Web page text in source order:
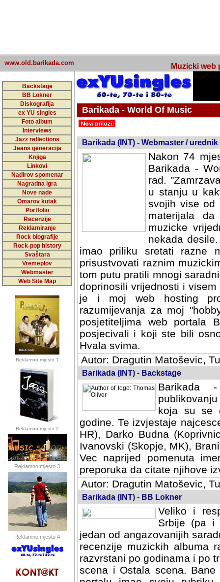
www.old.barikada.com Muzicki web
Backstage
BB Lokner
Diskografija
ex YU singles
Foto album
Interviews
Jazz reflections
Jeans generacija
Knjiga
Linkovi
Nadirov spomenar
Nagradna igra
Nove nade
Omarov kutak
Portfolio
Recenzije
Reklamiranje
Rock biografije
Rock-pop history
Svaštara
Vremeplov
Webmaster
Web Site Map
Reklamno mjesto 1
Reklamno mjesto 2
Reklamno mjesto 3
Reklamno mjesto 4
Barikada - World Of Music
Barikada (INT) - Webmaster / urednik
Nakon 74
Barikada -
rad.
u stanju u
svojih vise od
materijala
muzicke
nekada
imao priliku sretati razne
prisustvovati raznim
tom putu pratili mnogi
doprinosili vrijednosti i
je i moj web hosting
razumijevanja za moj
posjetiteljima web portala
posjecivali i koji ste bili
Hvala svima.
Autor: Dragutin Matoševic,
Barikada (INT) - Backstage
Barikada
koja su se
godine. Te izvjestaje
HR), Darko Budna
Ivanovski (Skopje, MK),
Vec naprijed pomenuta
preporuka da citate njihove
Autor: Dragutin Matoševic,
Barikada (INT) - BB Lokner
Veliko i
Srbije (pa i
jedan od angazovanijih
recenzije muzickih albuma
razvrstani po godinama i po
scena i Ostala scena.